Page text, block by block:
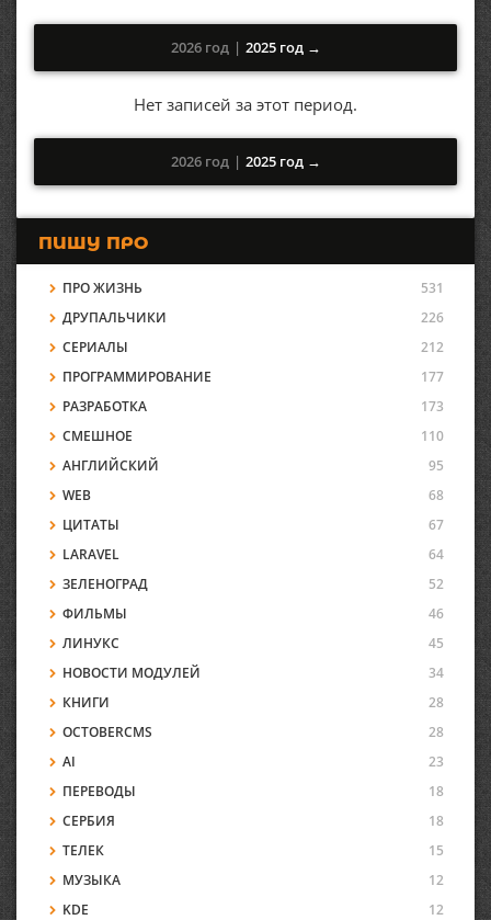
2026 год | 2025 год →
Нет записей за этот период.
2026 год | 2025 год →
ПИШУ ПРО
ПРО ЖИЗНЬ
531
ДРУПАЛЬЧИКИ
226
СЕРИАЛЫ
212
ПРОГРАММИРОВАНИЕ
177
РАЗРАБОТКА
173
СМЕШНОЕ
110
АНГЛИЙСКИЙ
95
WEB
68
ЦИТАТЫ
67
LARAVEL
64
ЗЕЛЕНОГРАД
52
ФИЛЬМЫ
46
ЛИНУКС
45
НОВОСТИ МОДУЛЕЙ
34
КНИГИ
28
OCTOBERCMS
28
AI
23
ПЕРЕВОДЫ
18
СЕРБИЯ
18
ТЕЛЕК
15
МУЗЫКА
12
KDE
12